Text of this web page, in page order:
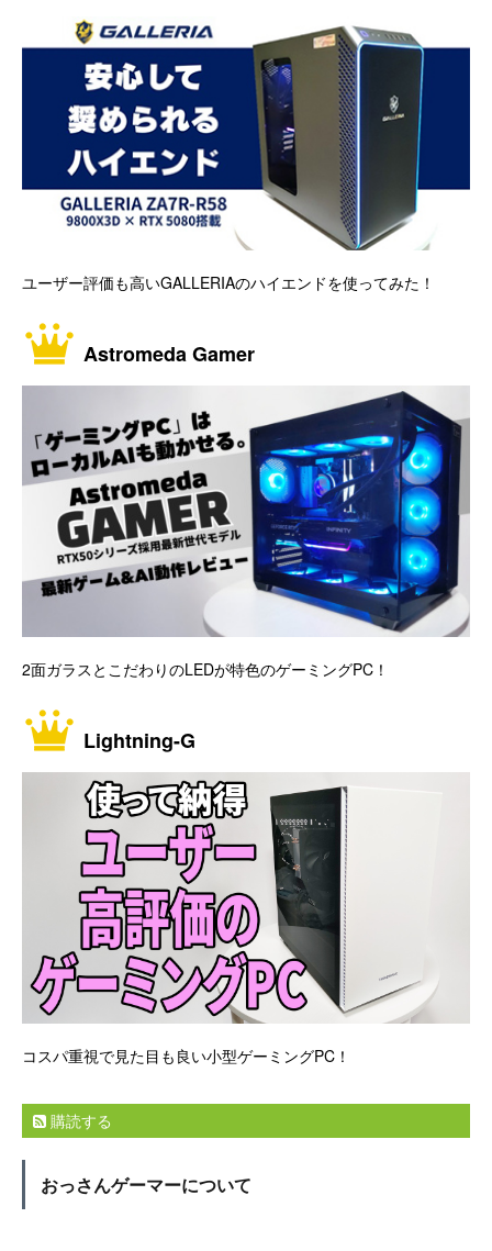
ユーザー評価も高いGALLERIAのハイエンドを使ってみた！
Astromeda Gamer
2面ガラスとこだわりのLEDが特色のゲーミングPC！
Lightning-G
コスパ重視で見た目も良い小型ゲーミングPC！
購読する
おっさんゲーマーについて